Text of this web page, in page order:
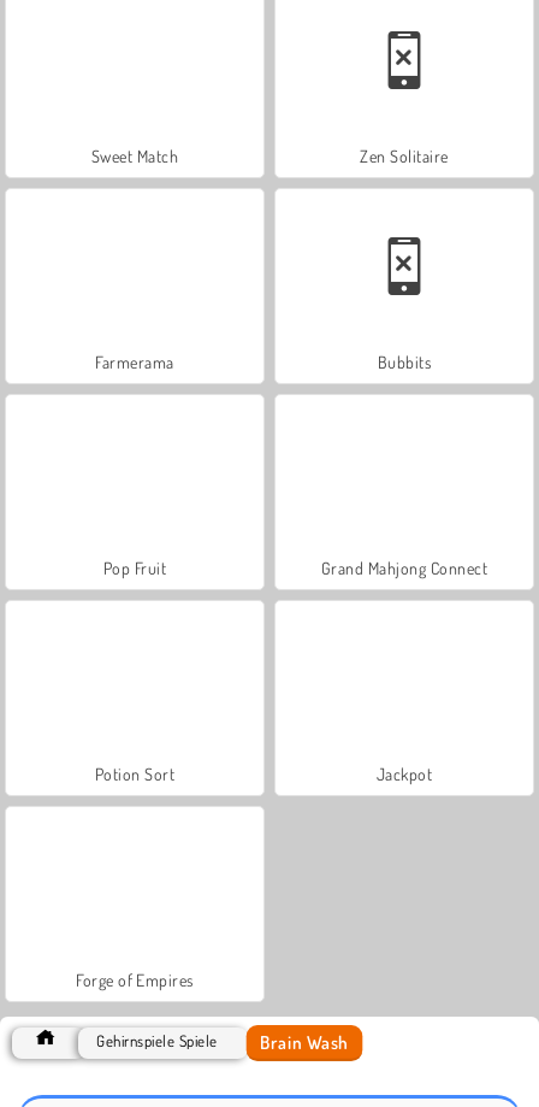
Sweet Match Zen Solitaire
Farmerama Bubbits
Pop Fruit Grand Mahjong Connect
Potion Sort Jackpot
Forge of Empires
Gehirnspiele Spiele Brain Wash